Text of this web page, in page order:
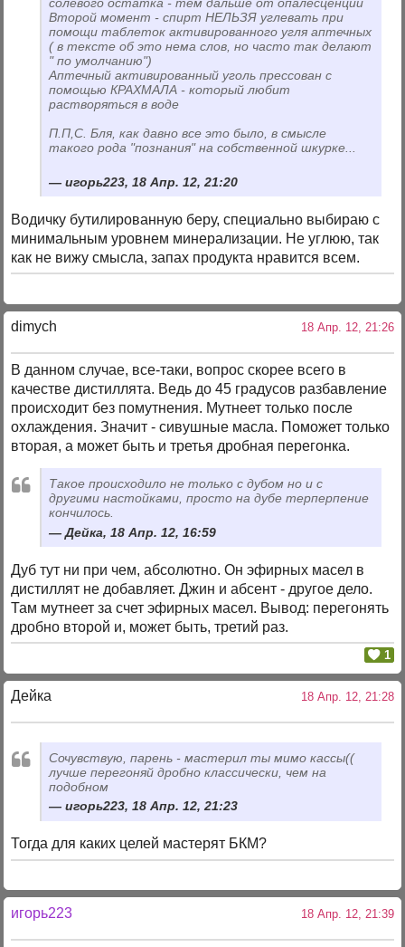
Второй момент - спирт НЕЛЬЗЯ углевать при
помощи таблеток активированного угля аптечных
( в тексте об это нема слов, но часто так делают
" по умолчанию")
Аптечный активированный уголь прессован с
помощью КРАХМАЛА - который любит
растворяться в воде
П.П,С. Бля, как давно все это было, в смысле
такого рода "познания" на собственной шкурке...
игорь223, 18 Апр. 12, 21:20
Водичку бутилированную беру, специально выбираю с
минимальным уровнем минерализации. Не углюю, так
как не вижу смысла, запах продукта нравится всем.
dimych 18 Апр. 12, 21:26
В данном случае, все-таки, вопрос скорее всего в
качестве дистиллята. Ведь до 45 градусов разбавление
происходит без помутнения. Мутнеет только после
охлаждения. Значит - сивушные масла. Поможет только
вторая, а может быть и третья дробная перегонка.
Такое происходило не только с дубом но и с
другими настойками, просто на дубе терперпение
кончилось.
Дейка, 18 Апр. 12, 16:59
Дуб тут ни при чем, абсолютно. Он эфирных масел в
дистиллят не добавляет. Джин и абсент - другое дело.
Там мутнеет за счет эфирных масел. Вывод: перегонять
дробно второй и, может быть, третий раз.
1
Дейка 18 Апр. 12, 21:28
Сочувствую, парень - мастерил ты мимо кассы((
лучше перегоняй дробно классически, чем на
подобном
игорь223, 18 Апр. 12, 21:23
Тогда для каких целей мастерят БКМ?
игорь223 18 Апр. 12, 21:39